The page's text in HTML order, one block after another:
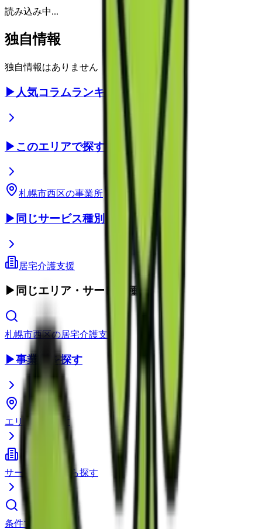
読み込み中...
独自情報
独自情報はありません
▶ 人気コラムランキング
▶このエリアで探す
札幌市西区の事業所
▶ 同じサービス種別
居宅介護支援
▶ 同じエリア・サービス種別
札幌市西区の居宅介護支援
▶事業所を探す
エリアから探す
サービス種別から探す
条件で検索